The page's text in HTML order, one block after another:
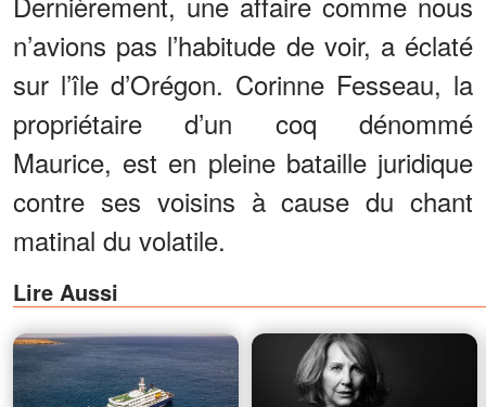
n’avions pas l’habitude de voir, a éclaté
sur l’île d’Orégon. Corinne Fesseau, la
propriétaire d’un coq dénommé
Maurice, est en pleine bataille juridique
contre ses voisins à cause du chant
matinal du volatile.
Lire Aussi